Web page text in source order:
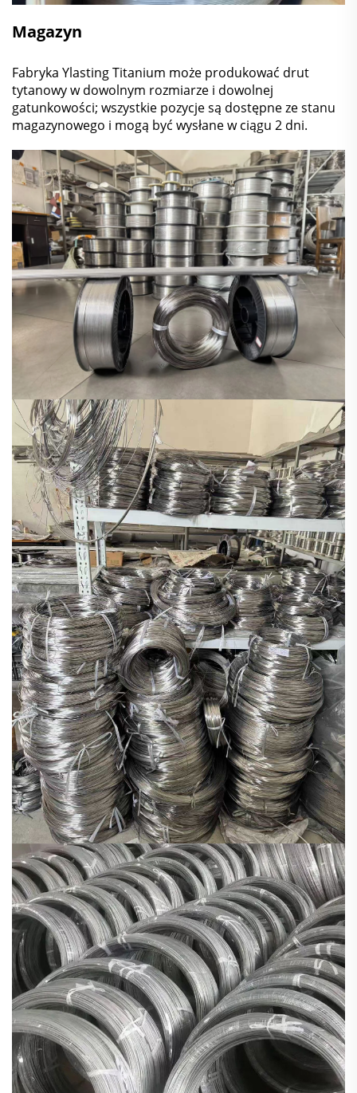
Magazyn
Fabryka Ylasting Titanium może produkować drut
tytanowy w dowolnym rozmiarze i dowolnej
gatunkowości; wszystkie pozycje są dostępne ze stanu
magazynowego i mogą być wysłane w ciągu 2 dni.